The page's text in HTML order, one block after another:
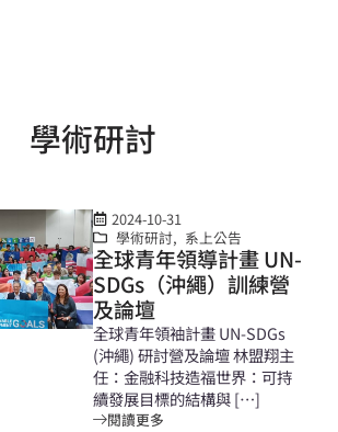
學術研討
2024-10-31
學術研討, 系上公告
全球青年領導計畫 UN-
SDGs（沖繩）訓練營
及論壇
全球青年領袖計畫 UN-SDGs
(沖繩) 研討營及論壇 林盟翔主
任：金融科技造福世界：可持
續發展目標的結構與 […]
閱讀更多